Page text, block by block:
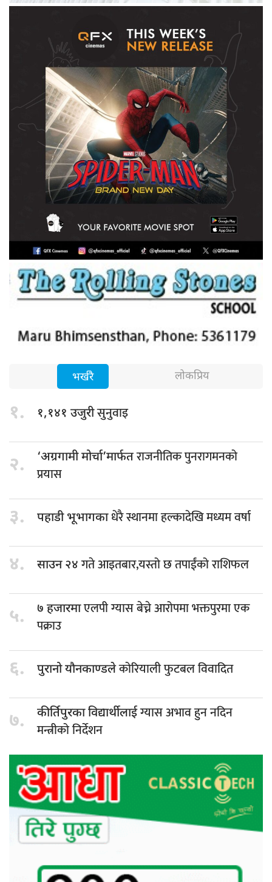
भर्खरै लोकप्रिय
१. १,१४१ उजुरीसुनुवाइ
२. ‘अग्रगामी मोर्चा’मार्फतराजनीतिक पुनरागमनको
प्रयास
३. पहाडी भूभागकाधेरै स्थानमा हल्कादेखि मध्यम वर्षा
४. साउन २४गते आइतबार,यस्तो छ तपाईंको राशिफल
५. ७ हजारमाएलपी ग्यास बेच्ने आरोपमा भक्तपुरमा एक
पक्राउ
६. पुरानो यौनकाण्डलेकोरियाली फुटबल विवादित
७. कीर्तिपुरका विद्यार्थीलाईग्यास अभाव हुन नदिन
मन्त्रीको निर्देशन